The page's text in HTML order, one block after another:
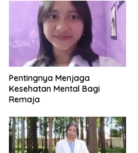
Pentingnya Menjaga
Kesehatan Mental Bagi
Remaja